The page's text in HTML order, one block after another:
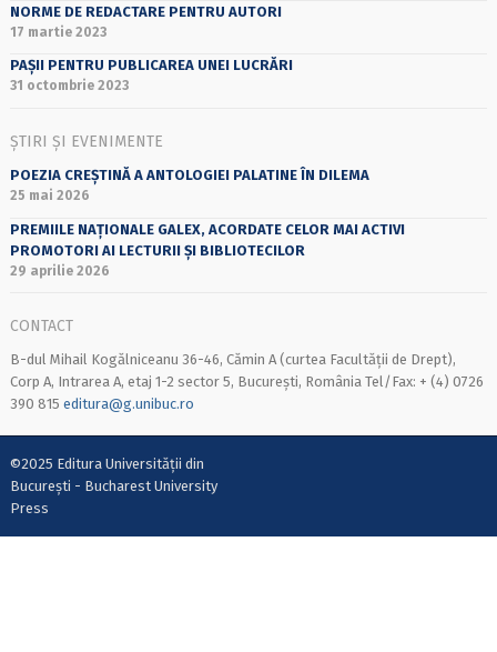
NORME DE REDACTARE PENTRU AUTORI
17 martie 2023
PAȘII PENTRU PUBLICAREA UNEI LUCRĂRI
31 octombrie 2023
ȘTIRI ȘI EVENIMENTE
POEZIA CREȘTINĂ A ANTOLOGIEI PALATINE ÎN DILEMA
25 mai 2026
PREMIILE NAȚIONALE GALEX, ACORDATE CELOR MAI ACTIVI
PROMOTORI AI LECTURII ȘI BIBLIOTECILOR
29 aprilie 2026
CONTACT
B-dul Mihail Kogălniceanu 36-46, Cămin A (curtea Facultății de Drept),
Corp A, Intrarea A, etaj 1-2 sector 5, București, România Tel/Fax: + (4) 0726
390 815 editura@g.unibuc.ro
©2025 Editura Universității din
București - Bucharest University
Press